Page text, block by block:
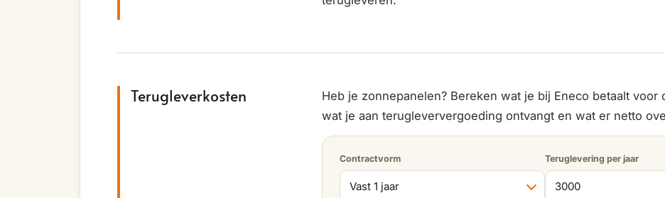
Terugleverkosten
Heb je zonnepanelen? Bereken wat je bij Eneco betaalt
wat je aan terugleververgoeding ontvangt en wat er netto
Contractvorm Teruglevering per jaar